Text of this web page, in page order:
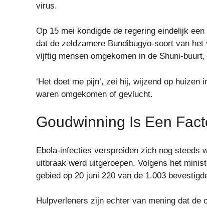
virus.
Op 15 mei kondigde de regering eindelijk
dat de zeldzamere Bundibugyo-soort van
vijftig mensen omgekomen in de Shuni-
‘Het doet me pijn’, zei hij, wijzend op
waren omgekomen of gevlucht.
Goudwinning Is Een
Ebola-infecties verspreiden zich nog steeds
uitbraak werd uitgeroepen. Volgens het
gebied op 20 juni 220 van de 1.003
Hulpverleners zijn echter van mening dat